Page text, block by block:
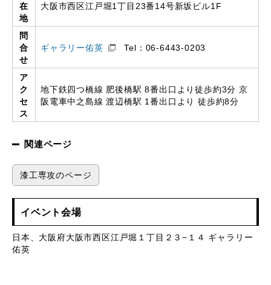
在
地
大阪市西区江戸堀1丁目23番14号新坂ビル1F
問
合
せ
ギャラリー佑英 Tel：06-6443-0203
ア
ク
セ
ス
地下鉄四つ橋線 肥後橋駅 8番出口より徒歩約3分 京
阪電車中之島線 渡辺橋駅 1番出口より 徒歩約8分
関連ページ
漆工専攻のページ
イベント会場
日本、大阪府大阪市西区江戸堀１丁目２３−１４ ギャラリー
佑英